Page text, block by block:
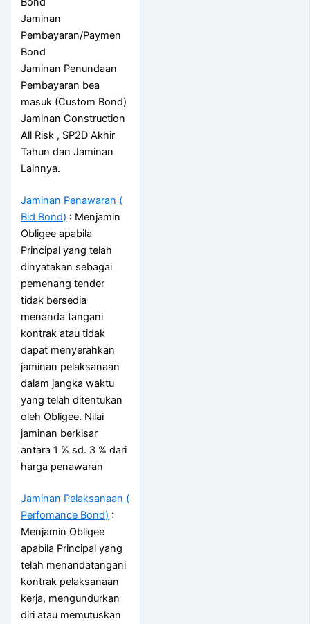
Jaminan
Pembayaran/Paymen
Bond
Jaminan Penundaan
Pembayaran bea
masuk (Custom Bond)
Jaminan Construction
All Risk , SP2D Akhir
Tahun dan Jaminan
Lainnya.
Jaminan Penawaran (
Bid Bond) : Menjamin
Obligee apabila
Principal yang telah
dinyatakan sebagai
pemenang tender
tidak bersedia
menanda tangani
kontrak atau tidak
dapat menyerahkan
jaminan pelaksanaan
dalam jangka waktu
yang telah ditentukan
oleh Obligee. Nilai
jaminan berkisar
antara 1 % sd. 3 % dari
harga penawaran
Jaminan Pelaksanaan (
Perfomance Bond) :
Menjamin Obligee
apabila Principal yang
telah menandatangani
kontrak pelaksanaan
kerja, mengundurkan
diri atau memutuskan